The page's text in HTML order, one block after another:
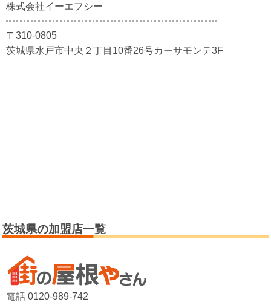
株式会社イーエフシー
〒310-0805
茨城県水戸市中央２丁目10番26号カーサモンテ3F
茨城県の加盟店一覧
電話 0120-989-742